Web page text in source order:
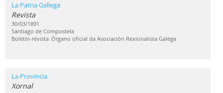
La Patria Gallega
Revista
30/03/1891
Santiago de Compostela
Boletín-revista .Órgano oficial da Asociación Rexionalista Galega
La Provincia
Xornal